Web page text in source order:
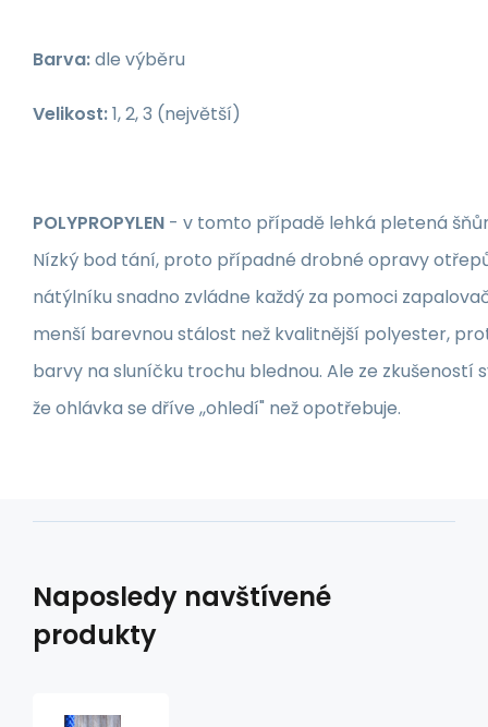
Barva:dle výběru
Velikost:1, 2, 3 (největší)
POLYPROPYLEN - v tomto případě lehká pletená
Nízký bod tání, proto případné drobné opravy
nátýlníku snadno zvládne každý za pomoci
menší barevnou stálost než kvalitnější polyester,
barvy na sluníčku trochu blednou. Ale ze zkušeností
že ohlávka se dříve ,,ohledí" než opotřebuje.
Naposledy navštívené
produkty